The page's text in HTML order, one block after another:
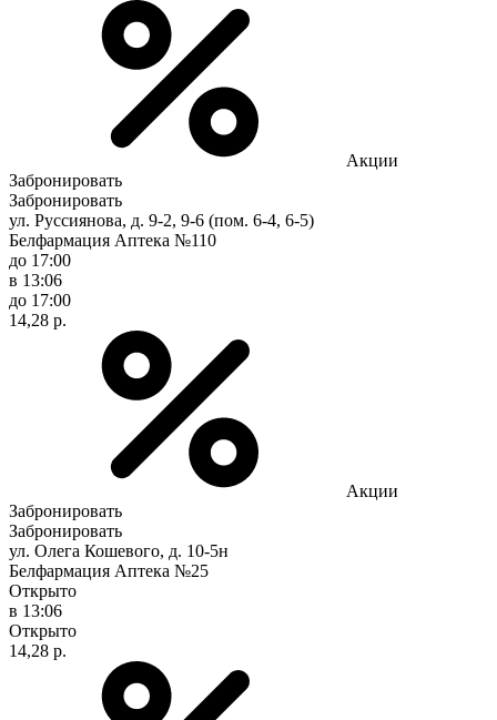
Акции
Забронировать
Забронировать
ул. Руссиянова, д. 9-2, 9-6 (пом. 6-4, 6-5)
Белфармация Аптека №110
до 17:00
в 13:06
до 17:00
14,28 р.
Акции
Забронировать
Забронировать
ул. Олега Кошевого, д. 10-5н
Белфармация Аптека №25
Открыто
в 13:06
Открыто
14,28 р.